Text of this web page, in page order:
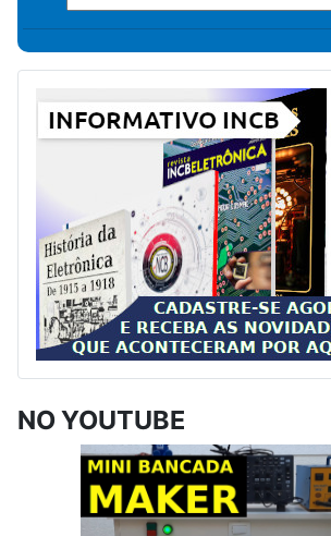
NO YOUTUBE